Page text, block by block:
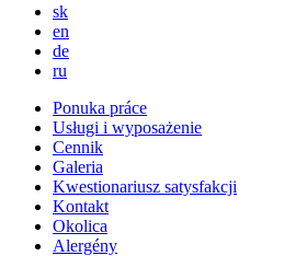
sk
en
de
ru
Ponuka práce
Usługi i wyposażenie
Cennik
Galeria
Kwestionariusz satysfakcji
Kontakt
Okolica
Alergény